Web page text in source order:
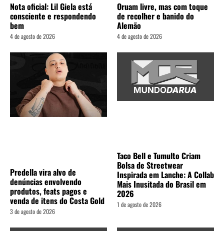
Nota oficial: Lil Giela está
consciente e respondendo
bem
4 de agosto de 2026
Oruam livre, mas com toque
de recolher e banido do
Alemão
4 de agosto de 2026
Predella vira alvo de
denúncias envolvendo
produtos, feats pagos e
venda de itens do Costa Gold
3 de agosto de 2026
Taco Bell e Tumulto Criam
Bolsa de Streetwear
Inspirada em Lanche: A Collab
Mais Inusitada do Brasil em
2026
1 de agosto de 2026